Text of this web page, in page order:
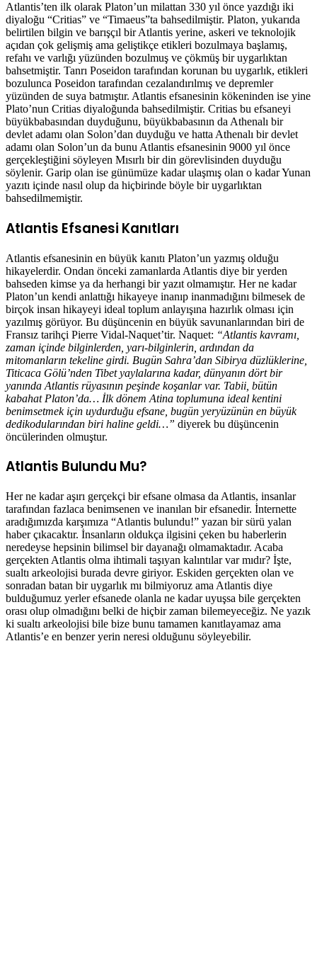
Atlantis’ten ilk olarak Platon’un milattan 330 yıl önce yazdığı iki
diyaloğu “Critias” ve “Timaeus”ta bahsedilmiştir. Platon, yukarıda
belirtilen bilgin ve barışçıl bir Atlantis yerine, askeri ve teknolojik
açıdan çok gelişmiş ama geliştikçe etikleri bozulmaya başlamış,
refahı ve varlığı yüzünden bozulmuş ve çökmüş bir uygarlıktan
bahsetmiştir. Tanrı Poseidon tarafından korunan bu uygarlık, etikleri
bozulunca Poseidon tarafından cezalandırılmış ve depremler
yüzünden de suya batmıştır. Atlantis efsanesinin kökeninden ise yine
Plato’nun Critias diyaloğunda bahsedilmiştir. Critias bu efsaneyi
büyükbabasından duyduğunu, büyükbabasının da Athenalı bir
devlet adamı olan Solon’dan duyduğu ve hatta Athenalı bir devlet
adamı olan Solon’un da bunu Atlantis efsanesinin 9000 yıl önce
gerçekleştiğini söyleyen Mısırlı bir din görevlisinden duyduğu
söylenir. Garip olan ise günümüze kadar ulaşmış olan o kadar Yunan
yazıtı içinde nasıl olup da hiçbirinde böyle bir uygarlıktan
bahsedilmemiştir.
Atlantis Efsanesi Kanıtları
Atlantis efsanesinin en büyük kanıtı Platon’un yazmış olduğu
hikayelerdir. Ondan önceki zamanlarda Atlantis diye bir yerden
bahseden kimse ya da herhangi bir yazıt olmamıştır. Her ne kadar
Platon’un kendi anlattığı hikayeye inanıp inanmadığını bilmesek de
birçok insan hikayeyi ideal toplum anlayışına hazırlık olması için
yazılmış görüyor. Bu düşüncenin en büyük savunanlarından biri de
Fransız tarihçi Pierre Vidal-Naquet’tir. Naquet: “Atlantis kavramı,
zaman içinde bilginlerden, yarı-bilginlerin, ardından da
mitomanların tekeline girdi. Bugün Sahra’dan Sibirya düzlüklerine,
Titicaca Gölü’nden Tibet yaylalarına kadar, dünyanın dört bir
yanında Atlantis rüyasının peşinde koşanlar var. Tabii, bütün
kabahat Platon’da… İlk dönem Atina toplumuna ideal kentini
benimsetmek için uydurduğu efsane, bugün yeryüzünün en büyük
dedikodularından biri haline geldi…” diyerek bu düşüncenin
öncülerinden olmuştur.
Atlantis Bulundu Mu?
Her ne kadar aşırı gerçekçi bir efsane olmasa da Atlantis, insanlar
tarafından fazlaca benimsenen ve inanılan bir efsanedir. İnternette
aradığımızda karşımıza “Atlantis bulundu!” yazan bir sürü yalan
haber çıkacaktır. İnsanların oldukça ilgisini çeken bu haberlerin
neredeyse hepsinin bilimsel bir dayanağı olmamaktadır. Acaba
gerçekten Atlantis olma ihtimali taşıyan kalıntılar var mıdır? İşte,
sualtı arkeolojisi burada devre giriyor. Eskiden gerçekten olan ve
sonradan batan bir uygarlık mı bilmiyoruz ama Atlantis diye
bulduğumuz yerler efsanede olanla ne kadar uyuşsa bile gerçekten
orası olup olmadığını belki de hiçbir zaman bilemeyeceğiz. Ne yazık
ki sualtı arkeolojisi bile bize bunu tamamen kanıtlayamaz ama
Atlantis’e en benzer yerin neresi olduğunu söyleyebilir.